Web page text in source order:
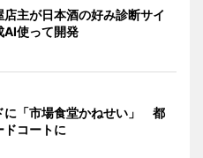
主が日本酒の好み診断サイ
使って開発
に「市場食堂かねせい」 都
ドコートに